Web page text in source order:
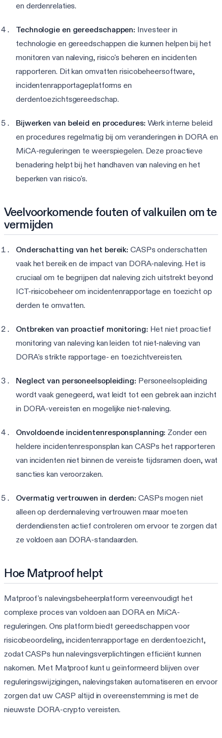
en derdenrelaties.
Technologie en gereedschappen: Investeer in
technologie en gereedschappen die kunnen helpen bij het
monitoren van naleving, risico's beheren en incidenten
rapporteren. Dit kan omvatten risicobeheersoftware,
incidentenrapportageplatforms en
derdentoezichtsgereedschap.
Bijwerken van beleid en procedures: Werk interne beleid
en procedures regelmatig bij om veranderingen in DORA en
MiCA-reguleringen te weerspiegelen. Deze proactieve
benadering helpt bij het handhaven van naleving en het
beperken van risico's.
Veelvoorkomende fouten of valkuilen om te
vermijden
Onderschatting van het bereik: CASPs onderschatten
vaak het bereik en de impact van DORA-naleving. Het is
cruciaal om te begrijpen dat naleving zich uitstrekt beyond
ICT-risicobeheer om incidentenrapportage en toezicht op
derden te omvatten.
Ontbreken van proactief monitoring: Het niet proactief
monitoring van naleving kan leiden tot niet-naleving van
DORA's strikte rapportage- en toezichtvereisten.
Neglect van personeelsopleiding: Personeelsopleiding
wordt vaak genegeerd, wat leidt tot een gebrek aan inzicht
in DORA-vereisten en mogelijke niet-naleving.
Onvoldoende incidentenresponsplanning: Zonder een
heldere incidentenresponsplan kan CASPs het rapporteren
van incidenten niet binnen de vereiste tijdsramen doen, wat
sancties kan veroorzaken.
Overmatig vertrouwen in derden: CASPs mogen niet
alleen op derdennaleving vertrouwen maar moeten
derdendiensten actief controleren om ervoor te zorgen dat
ze voldoen aan DORA-standaarden.
Hoe Matproof helpt
Matproof's nalevingsbeheerplatform vereenvoudigt het
complexe proces van voldoen aan DORA en MiCA-
reguleringen. Ons platform biedt gereedschappen voor
risicobeoordeling, incidentenrapportage en derdentoezicht,
zodat CASPs hun nalevingsverplichtingen efficiënt kunnen
nakomen. Met Matproof kunt u geïnformeerd blijven over
reguleringswijzigingen, nalevingstaken automatiseren en ervoor
zorgen dat uw CASP altijd in overeenstemming is met de
nieuwste DORA-crypto vereisten.